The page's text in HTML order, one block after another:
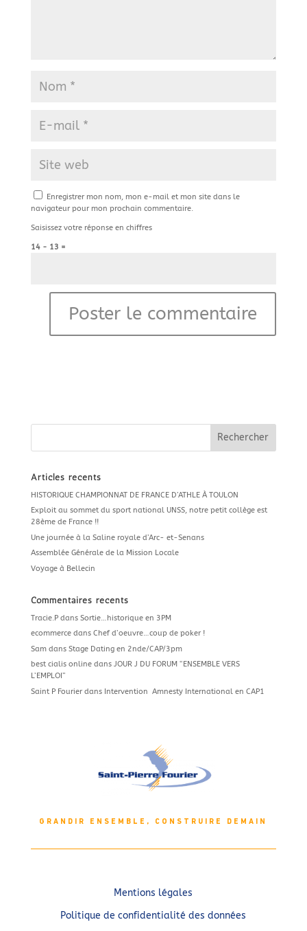
Enregistrer mon nom, mon e-mail et mon site dans le
navigateur pour mon prochain commentaire.
Saisissez votre réponse en chiffres
14 − 13 =
Articles récents
HISTORIQUE CHAMPIONNAT DE FRANCE D’ATHLE À TOULON
Exploit au sommet du sport national UNSS, notre petit collège est
28ème de France !!
Une journée à la Saline royale d’Arc- et-Senans
Assemblée Générale de la Mission Locale
Voyage à Bellecin
Commentaires récents
Tracie.Pdans Sortie…historique en 3PM
ecommercedans Chef d’oeuvre…coup de poker !
Samdans Stage Dating en 2nde/CAP/3pm
best cialis onlinedans JOUR J DU FORUM “ENSEMBLE VERS
L’EMPLOI”
Saint P Fourierdans Intervention Amnesty International en CAP1
GRANDIR ENSEMBLE, CONSTRUIRE DEMAIN
Mentions légales
Politique de confidentialité des données